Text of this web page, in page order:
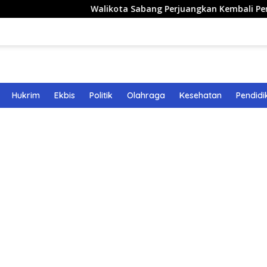
Walikota Sabang Perjuangkan Kembali Penerbangan
Hukrim Ekbis Politik Olahraga Kesehatan